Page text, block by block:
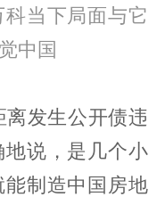
当下局面与它
中国
离发生公开债违
说，是几个小
制造中国房地